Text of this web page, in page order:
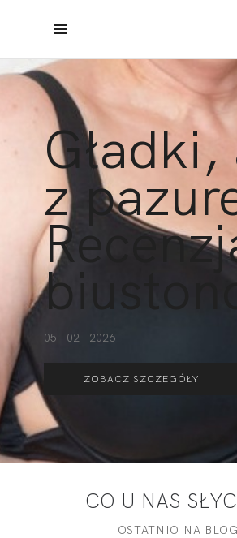
Gładki,
z
05 - 02 - 2026
ZOBACZ SZCZEGÓŁY
CO U NAS
OSTATNIO NA